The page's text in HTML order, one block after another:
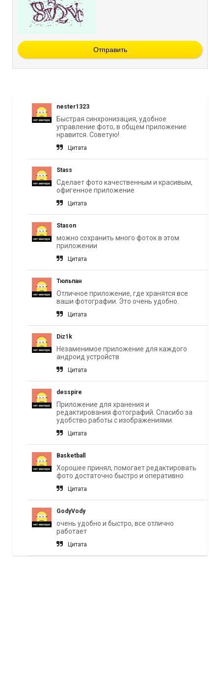
Отправить
nester1323
Быстрая синхронизация, удобное
управление фото, в общем приложение
нравится. Советую!
Цитата
Stass
Сделает фото качественным и красивым,
офигенное приложение
Цитата
Stason
можно сохранить много фоток в этом
приложении
Цитата
Тюльпан
Отличное приложение, где хранятся все
ваши фотографии. Это очень удобно.
Цитата
Diz1k
Незаменимое приложение для каждого
андроид устройств
Цитата
desspire
Приложение для хранения и
редактирования фотографий. Спасибо за
удобство работы с изображениями.
Цитата
Basketball
Хорошее принял, помогает редактировать
фото достаточно быстро и оперативно
Цитата
GodyVody
очень удобно и быстро, все отлично
работает
Цитата